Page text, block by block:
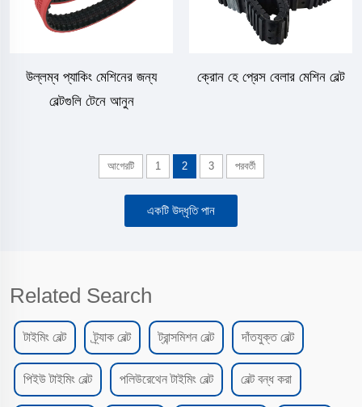
উল্লম্ব প্যাকিং মেশিনের জন্য
বেল্টগুলি টেনে আনুন
ক্রোন হে প্রেস বেলার মেশিন বেল্ট
আগেরটি 1 2 3 পরবর্তী
একটি উদ্ধৃতি পান
Related Search
টাইমিং বেল্ট ট্র্যাক বেল্ট ট্রান্সমিশন বেল্ট দাঁতযুক্ত বেল্ট
পিইউ টাইমিং বেল্ট পলিউরেথেন টাইমিং বেল্ট বেল্ট বন্ধ করা